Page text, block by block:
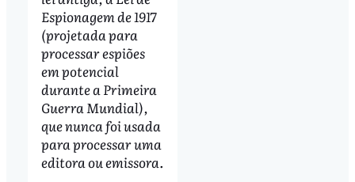
Espionagem de 1917
(projetada para
processar espiões
em potencial
durante a Primeira
Guerra Mundial),
que nunca foi usada
para processar uma
editora ou emissora.